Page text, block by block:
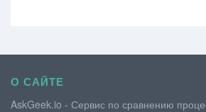
О САЙТЕ
AskGeek.io - Сервис по сравнению